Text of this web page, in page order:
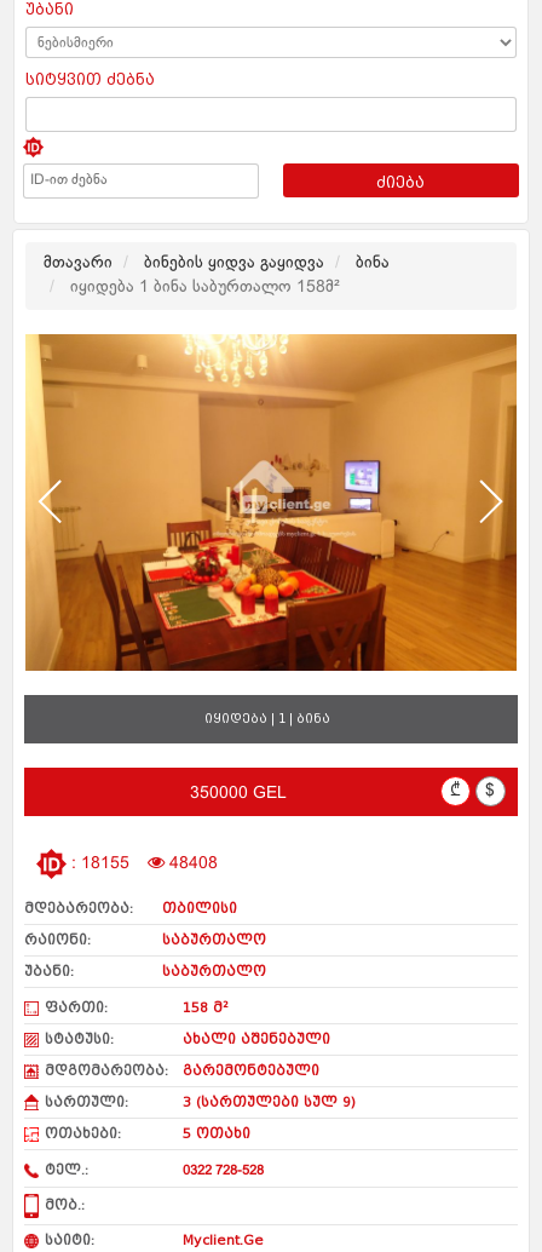
უბანი
სიტყვით ძებნა
ძიება
მთავარი ბინების ყიდვა გაყიდვა
ბინა
იყიდება 1 ბინა საბურთალო 158მ²
იყიდება | 1 | ბინა
350000 GEL ₾ $
: 18155 48408
მდებარეობა:
თბილისი
რაიონი:
საბურთალო
უბანი:
საბურთალო
ფართი:
158 მ²
სტატუსი:
ახალი აშენებული
მდგომარეობა:
გარემონტებული
სართული:
3 (სართულები სულ 9)
ოთახები:
5 ოთახი
ტელ.: 0322 728-528
მობ.:
საიტი:
Myclient.Ge